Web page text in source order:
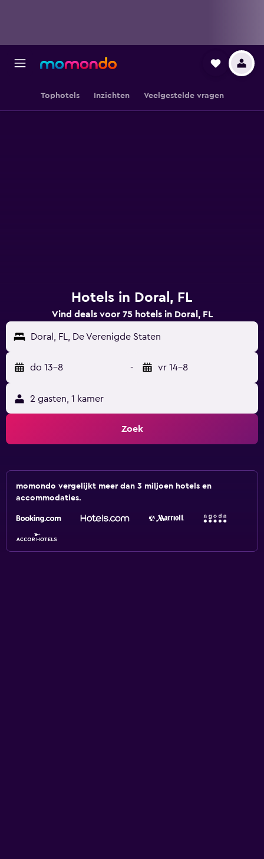
Tophotels Inzichten Veelgestelde vragen
Hotels in Doral, FL
Vind deals voor 75 hotels in Doral, FL
Doral, FL, De Verenigde Staten
do 13-8 - vr 14-8
2 gasten, 1 kamer
Zoek
momondo vergelijkt meer dan 3 miljoen hotels en
accommodaties.